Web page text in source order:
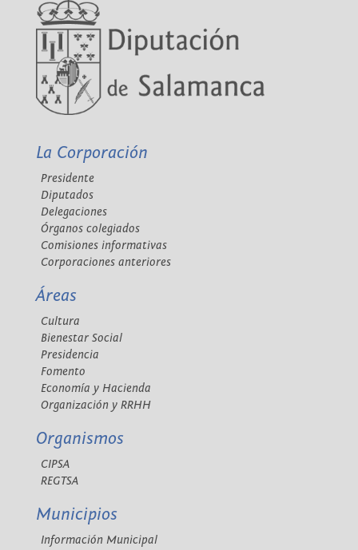
La Corporación
Presidente
Diputados
Delegaciones
Órganos colegiados
Comisiones informativas
Corporaciones anteriores
Áreas
Cultura
Bienestar Social
Presidencia
Fomento
Economía y Hacienda
Organización y RRHH
Organismos
CIPSA
REGTSA
Municipios
Información Municipal